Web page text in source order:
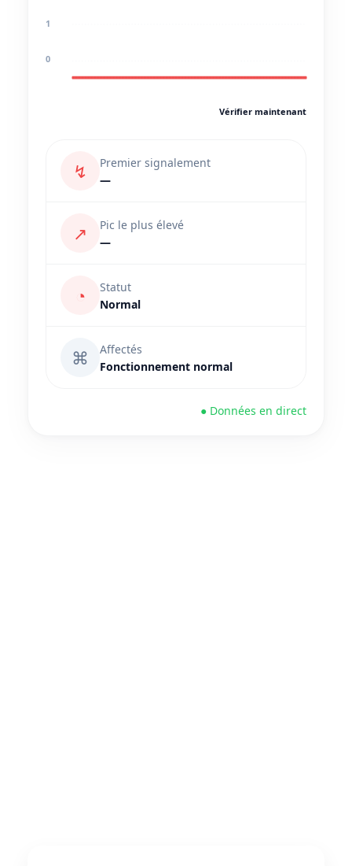
1
0
Vérifier maintenant
↯
Premier signalement
—
↗
Pic le plus élevé
—
◔
Statut
Normal
⌘
Affectés
Fonctionnement normal
● Données en direct